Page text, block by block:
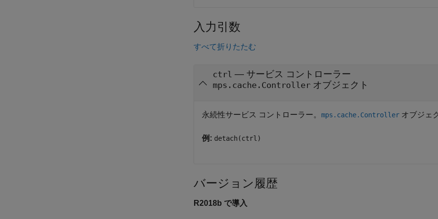
入力引数
すべて折りたたむ
ctrl — サービス コントローラー
mps.cache.Controller オブジェクト
永続性サービス コントローラー。 mps.cache.Controller オブジェ
例: detach(ctrl)
バージョン履歴
R2018b で導入